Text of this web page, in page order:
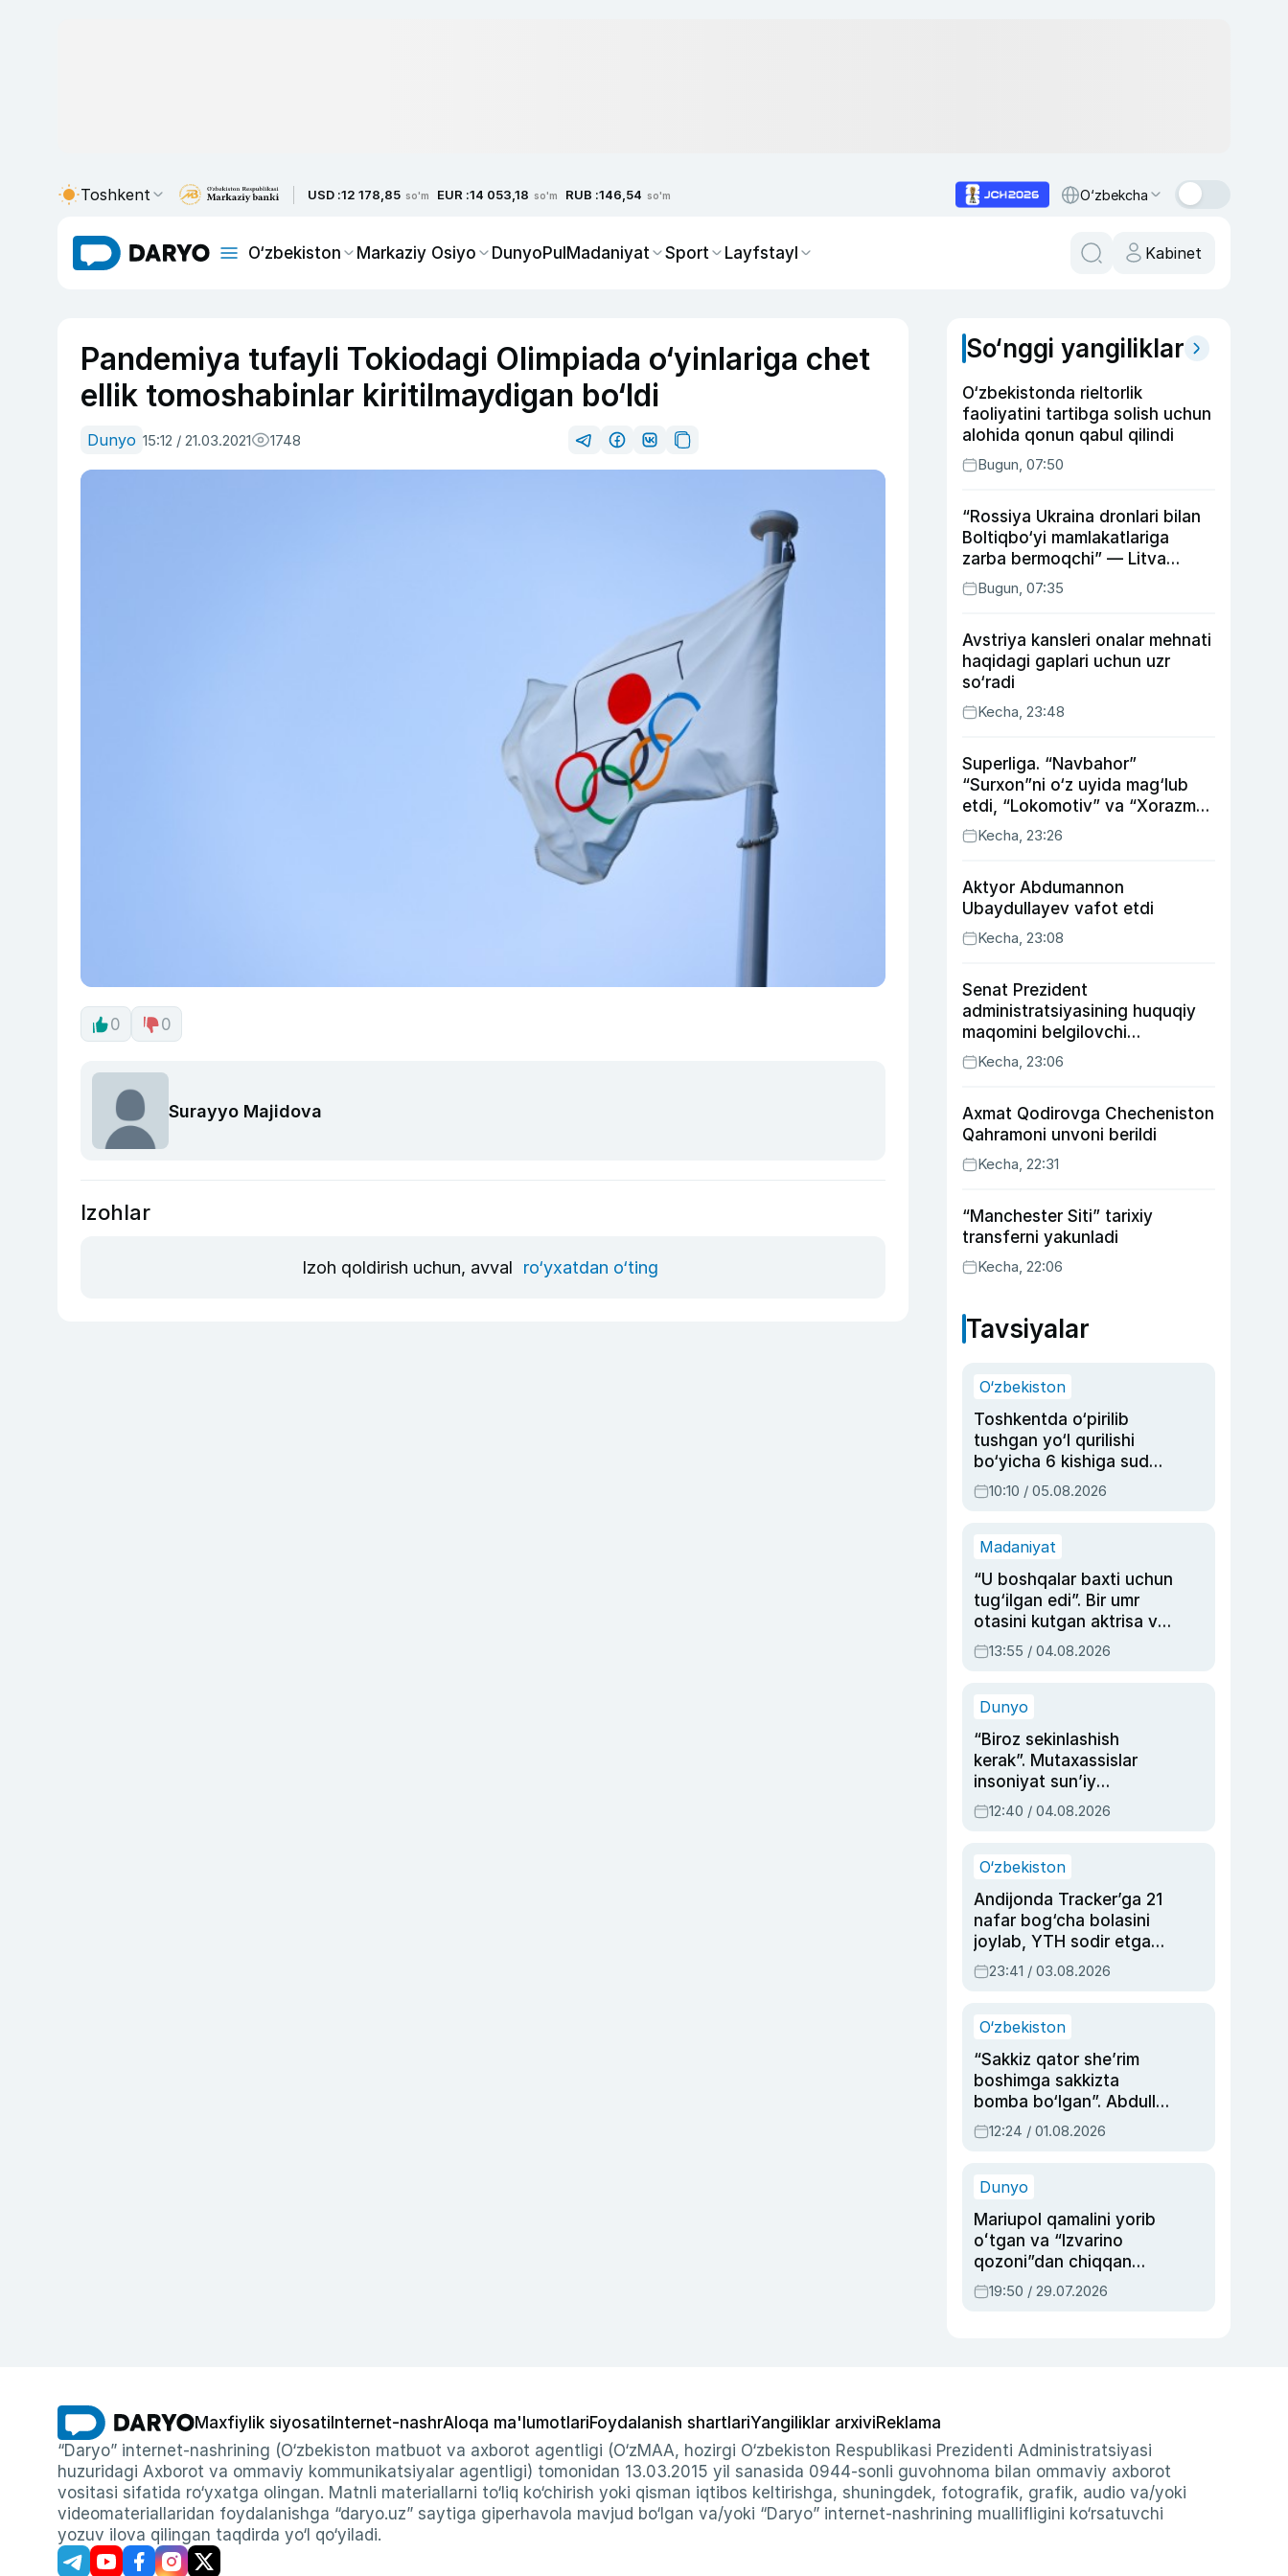
Toshkent USD :12 178,85 so'm EUR :14 053,18 so'm RUB :146,54 so'm O‘zbekcha
O‘zbekiston Markaziy Osiyo DunyoPulMadaniyat Sport Layfstayl Kabinet
Pandemiya tufayli Tokiodagi Olimpiada o‘yinlariga chet
ellik tomoshabinlar kiritilmaydigan bo‘ldi
Dunyo 15:12 / 21.03.2021 1748
0 0
Surayyo Majidova
Izohlar
Izoh qoldirish uchun, avval ro‘yxatdan o‘ting
So‘nggi yangiliklar
O‘zbekistonda rieltorlik
faoliyatini tartibga solish uchun
alohida qonun qabul qilindi
Bugun, 07:50
“Rossiya Ukraina dronlari bilan
Boltiqbo‘yi mamlakatlariga
zarba bermoqchi” — Litva
mudofaa vaziri
Bugun, 07:35
Avstriya kansleri onalar mehnati
haqidagi gaplari uchun uzr
so‘radi
Kecha, 23:48
Superliga. “Navbahor”
“Surxon”ni o‘z uyida mag‘lub
etdi, “Lokomotiv” va “Xorazm”
uyda g‘alaba qozondi
Kecha, 23:26
Aktyor Abdu­mannon
Ubaydullayev vafot etdi
Kecha, 23:08
Senat Prezident
administratsiyasining huquqiy
maqomini belgilovchi
konstitutsiyaviy qonunni
ma’qulladi
Kecha, 23:06
Axmat Qodirovga Checheniston
Qahramoni unvoni berildi
Kecha, 22:31
“Manchester Siti” tarixiy
transferni yakunladi
Kecha, 22:06
Tavsiyalar
O‘zbekiston
Toshkentda o‘pirilib
tushgan yo‘l qurilishi
bo‘yicha 6 kishiga sud
hukmi o‘qildi
10:10 / 05.08.2026
Madaniyat
“U boshqalar baxti uchun
tug‘ilgan edi”. Bir umr
otasini kutgan aktrisa va
dublyaj ustasi Rimma
Ahmedovaning
13:55 / 04.08.2026
Dunyo
“Biroz sekinlashish
kerak”. Mutaxassislar
insoniyat sun’iy
intellektni boshqara
olmay qolishidan xavotir
12:40 / 04.08.2026
O‘zbekiston
Andijonda Tracker’ga 21
nafar bog‘cha bolasini
joylab, YTH sodir etgan
ayolga sud hukmi o‘qildi
23:41 / 03.08.2026
O‘zbekiston
“Sakkiz qator she’rim
boshimga sakkizta
bomba bo‘lgan”. Abdulla
Oripovni siyosiy
ayblovlardan asrab
12:24 / 01.08.2026
Dunyo
Mariupol qamalini yorib
oʻtgan va “Izvarino
qozoni”dan chiqqan
qahramon — Ukraina
armiyasi bosh
19:50 / 29.07.2026
Maxfiylik siyosati Internet-nashrAloqa ma'lumotlariFoydalanish shartlariYangiliklar arxiviReklama
“Daryo” internet-nashrining (O‘zbekiston matbuot va axborot agentligi (O‘zMAA, hozirgi O‘zbekiston Respublikasi Prezidenti Administratsiyasi
huzuridagi Axborot va ommaviy kommunikatsiyalar agentligi) tomonidan 13.03.2015 yil sanasida 0944-sonli guvohnoma bilan ommaviy axborot
vositasi sifatida ro‘yxatga olingan. Matnli materiallarni to‘liq ko‘chirish yoki qisman iqtibos keltirishga, shuningdek, fotografik, grafik, audio va/yoki
videomateriallaridan foydalanishga “daryo.uz” saytiga giperhavola mavjud bo‘lgan va/yoki “Daryo” internet-nashrining muallifligini ko‘rsatuvchi
yozuv ilova qilingan taqdirda yo‘l qo‘yiladi.